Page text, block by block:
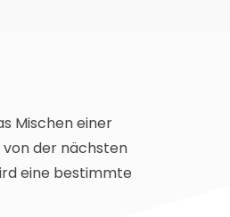
Mischen einer
von der nächsten
eine bestimmte